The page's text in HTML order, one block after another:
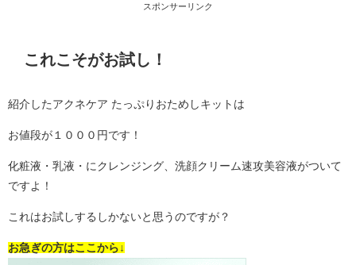
スポンサーリンク
これこそがお試し！
紹介したアクネケア たっぷりおためしキットは
お値段が１０００円です！
化粧液・乳液・にクレンジング、洗顔クリーム速攻美容液がついて
ですよ！
これはお試しするしかないと思うのですが？
お急ぎの方はここから↓